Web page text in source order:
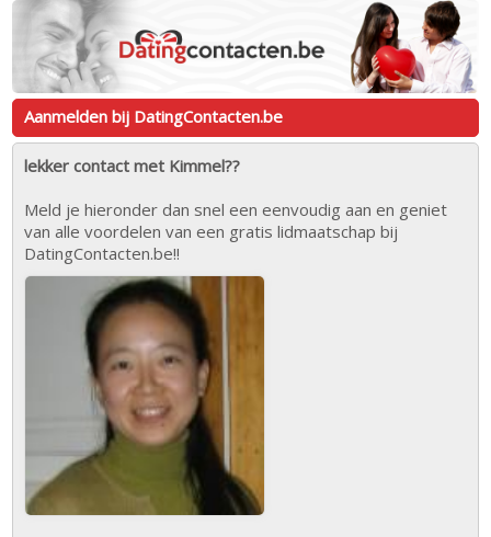
Aanmelden bij DatingContacten.be
lekker contact met Kimmel??
Meld je hieronder dan snel een eenvoudig aan en geniet
van alle voordelen van een gratis lidmaatschap bij
DatingContacten.be!!